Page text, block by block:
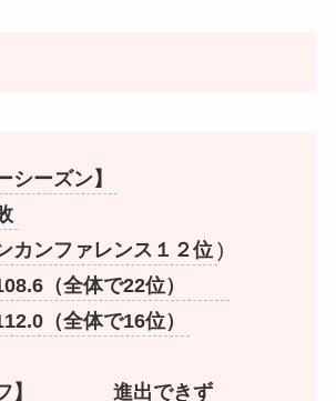
シーズン】
カンファレンス１２位 )
（全体で22位）
（全体で16位）
フ】 進出できず